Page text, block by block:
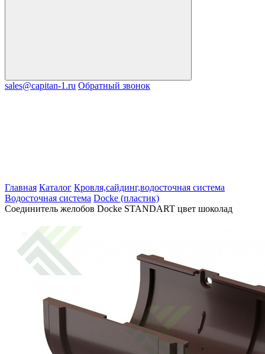
sales@capitan-1.ru Обратный звонок
Главная Каталог Кровля,сайдинг,водосточная система
Водосточная система Docke (пластик)
Соединитель желобов Docke STANDART цвет шоколад